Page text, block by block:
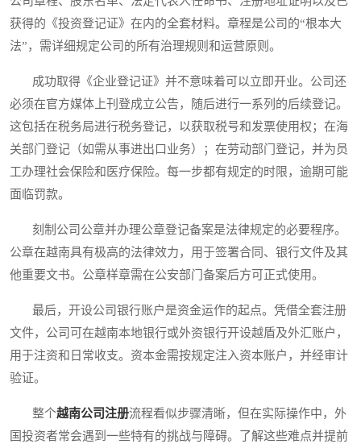
获得的《投资登记证》在内的全套材料。章程是公司的“根本大
法”，需详细规定公司的所有治理规则和运营原则。
成功取得《企业登记证》并不意味着可以立即开业。公司还
必须在官方媒体上刊登成立公告，随后进行一系列的后续登记。
这包括在税务局进行税务登记，以获取税号和发票使用权；在海
关部门登记（如需从事进出口业务）；在劳动部门登记，并为员
工办理社会保险和医疗保险。每一步都有规定的时限，逾期可能
面临罚款。
刻制公司公章并办理公章登记备案是法律规定的必要程序。
公章在越南具有极高的法律效力，用于签署合同、银行文件及其
他重要文书。公章样章需在公安部门备案后方可正式使用。
最后，开设公司银行账户是资金运作的起点。凭借全套注册
文件，公司可在越南本地银行或外资银行开设越盾及外汇账户，
用于注资和日常收支。资本金需按规定注入资本账户，并经审计
验证。
整个越南公司注册流程看似步骤清晰，但在实际操作中，外
国投资者常会遇到一些特有的挑战与障碍。了解这些难点并提前